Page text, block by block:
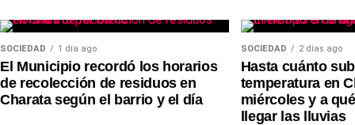
SOCIEDAD 1 día ago
El Municipio recordó los horarios
de recolección de residuos en
Charata según el barrio y el día
SOCIEDAD 2 días ago
Hasta cuánto
temperatura en
miércoles y a
llegar las lluvias